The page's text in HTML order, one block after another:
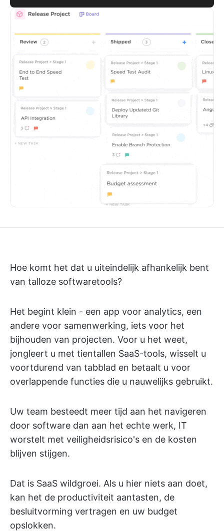
Hoe komt het dat u uiteindelijk afhankelijk bent
van talloze softwaretools?
Het begint klein - een app voor analytics, een
andere voor samenwerking, iets voor het
bijhouden van projecten. Voor u het weet,
jongleert u met tientallen SaaS-tools, wisselt u
voortdurend van tabblad en betaalt u voor
overlappende functies die u nauwelijks gebruikt.
Uw team besteedt meer tijd aan het navigeren
door software dan aan het echte werk, IT
worstelt met veiligheidsrisico's en de kosten
blijven stijgen.
Dat is SaaS wildgroei. Als u hier niets aan doet,
kan het de productiviteit aantasten, de
besluitvorming vertragen en uw budget
opslokken.